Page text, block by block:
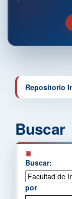
Repositorio
Buscar
Buscar:
por